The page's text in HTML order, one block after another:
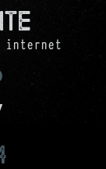
internet